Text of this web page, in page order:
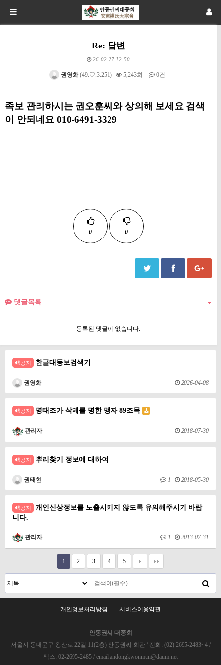
Re: 답변
26-02-27 12:50
권영화(49.♡.3.251) 5,243회 0건
족보 관리하시는 권오훈씨와 상의해 보세요 검색
이 안되네요 010-6491-3329
0 0
댓글목록
등록된 댓글이 없습니다.
공지 한글대동보검색기
권영화 2026-04-08
공지 명태조가 삭제를 명한 맹자 89조목
관리자 2018-07-30
공지 뿌리찾기 정보에 대하여
권태현 1 2018-05-30
공지
개인신상정보를 노출시키지 않도록 유의해주시기 바랍
니다.
관리자 1 2013-07-31
1 2 3 4 5
개인정보처리방침 서비스이용약관
안동권씨 대종회
서울시 동대문구 왕산로 22길 11(2층) 안동권씨 회관 / 전화: (02) 2695-2483~4 /
팩스: 02-2695-2485 / email andongkwonmun@daum.net